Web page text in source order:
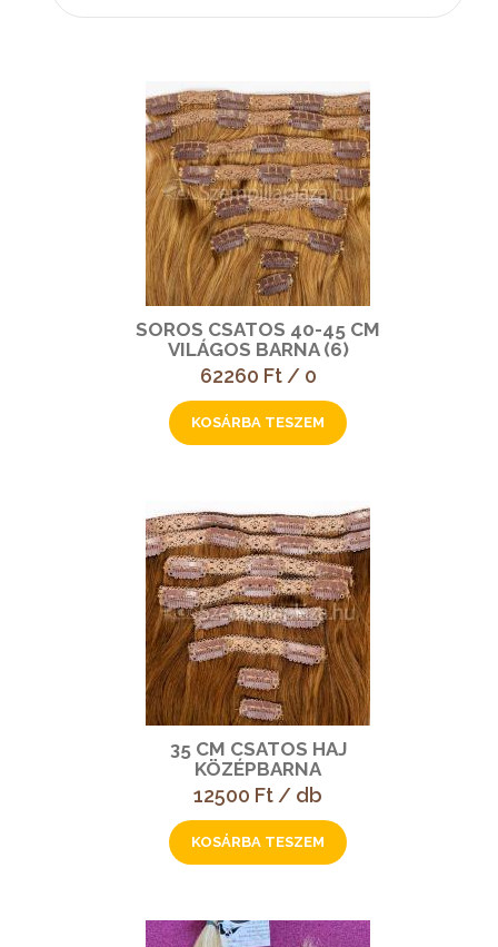
SOROS CSATOS 40-45 CM
VILÁGOS BARNA (6)
62260 Ft / 0
35 CM CSATOS HAJ
KÖZÉPBARNA
12500 Ft / db